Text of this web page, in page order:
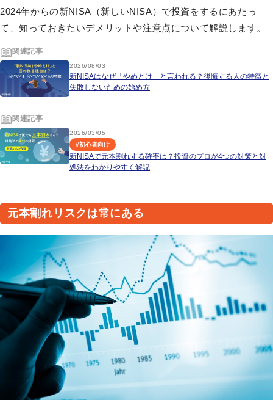
2024年からの新NISA（新しいNISA）で投資をするにあたっ
て、知っておきたいデメリットや注意点について解説します。
関連記事
2026/08/03
新NISAはなぜ「やめとけ」と言われる？後悔する人の特徴と
失敗しないための始め方
関連記事
2026/03/05
#初心者向け
新NISAで元本割れする確率は？投資のプロが4つの対策と対
処法をわかりやすく解説
元本割れリスクは常にある